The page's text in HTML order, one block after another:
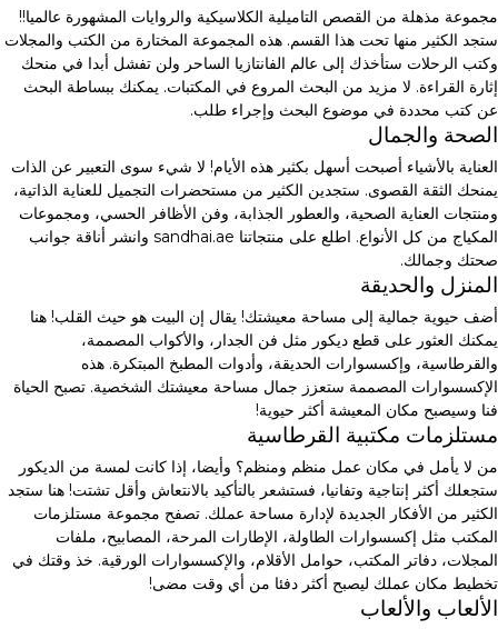
مجموعة مذهلة من القصص التاميلية الكلاسيكية والروايات المشهورة عالميا!!
ستجد الكثير منها تحت هذا القسم. هذه المجموعة المختارة من الكتب والمجلات
وكتب الرحلات ستأخذك إلى عالم الفانتازيا الساحر ولن تفشل أبدا في منحك
إثارة القراءة. لا مزيد من البحث المروع في المكتبات. يمكنك ببساطة البحث
عن كتب محددة في موضوع البحث وإجراء طلب.
الصحة والجمال
العناية بالأشياء أصبحت أسهل بكثير هذه الأيام! لا شيء سوى التعبير عن الذات
يمنحك الثقة القصوى. ستجدين الكثير من مستحضرات التجميل للعناية الذاتية،
ومنتجات العناية الصحية، والعطور الجذابة، وفن الأظافر الحسي، ومجموعات
المكياج من كل الأنواع. اطلع على منتجاتنا sandhai.ae وانشر أناقة جوانب
صحتك وجمالك.
المنزل والحديقة
أضف حيوية جمالية إلى مساحة معيشتك! يقال إن البيت هو حيث القلب! هنا
يمكنك العثور على قطع ديكور مثل فن الجدار، والأكواب المصممة،
والقرطاسية، وإكسسوارات الحديقة، وأدوات المطبخ المبتكرة. هذه
الإكسسوارات المصممة ستعزز جمال مساحة معيشتك الشخصية. تصبح الحياة
فنا وسيصبح مكان المعيشة أكثر حيوية!
مستلزمات مكتبية القرطاسية
من لا يأمل في مكان عمل منظم ومنظم؟ وأيضا، إذا كانت لمسة من الديكور
ستجعلك أكثر إنتاجية وتفانيا، فستشعر بالتأكيد بالانتعاش وأقل تشتت! هنا ستجد
الكثير من الأفكار الجديدة لإدارة مساحة عملك. تصفح مجموعة مستلزمات
المكتب مثل إكسسوارات الطاولة، الإطارات المرحة، المصابيح، ملفات
المجلات، دفاتر المكتب، حوامل الأقلام، والإكسسوارات الورقية. خذ وقتك في
تخطيط مكان عملك ليصبح أكثر دفئا من أي وقت مضى!
الألعاب والألعاب